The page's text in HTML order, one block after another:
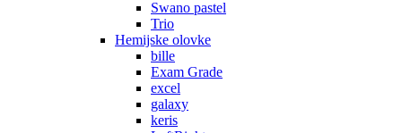
Swano pastel
Trio
Hemijske olovke
bille
Exam Grade
excel
galaxy
keris